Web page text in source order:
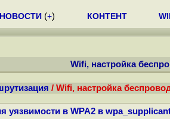
НОВОСТИ (+) КОНТЕНТ
Wifi, настройка
/ Wifi, настройка
уязвимости в WPA2 в